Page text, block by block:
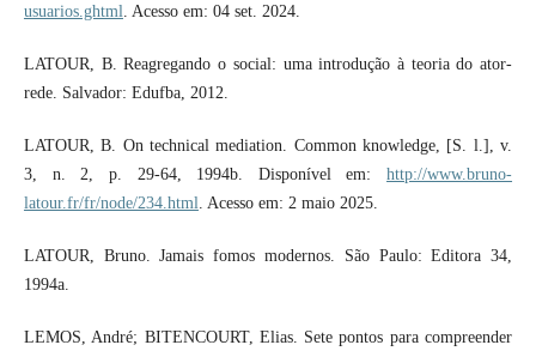
usuarios.ghtml . Acesso em: 04 set. 2024.
LATOUR, B. Reagregando o social: uma introdução à teoria do ator-
rede. Salvador: Edufba, 2012.
LATOUR, B. On technical mediation. Common knowledge, [S. l.], v.
3, n. 2, p. 29-64, 1994b. Disponível em:http://www.bruno-
latour.fr/fr/node/234.html
. Acesso em: 2 maio 2025.
LATOUR, Bruno. Jamais fomos modernos. São Paulo: Editora 34,
1994a.
LEMOS, André; BITENCOURT, Elias. Sete pontos para compreender